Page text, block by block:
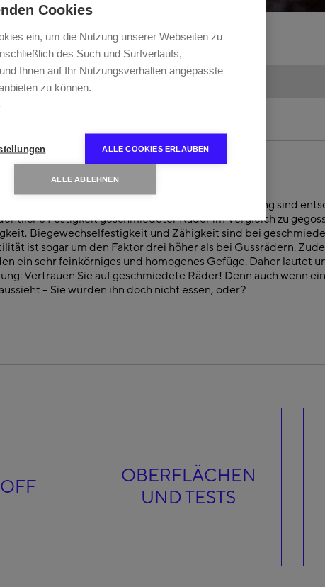
des Werkstoffs und die Wärmebehandlung sind
Festigkeit geschmiedeter Räder im Vergleich zu
Biegewechselfestigkeit und Zähigkeit sind bei
ist sogar um den Faktor drei höher als bei Gussrädern.
ein sehr feinkörniges und homogenes Gefüge. Daher lautet
Vertrauen Sie auf geschmiedete Räder! Denn auch wenn
– Sie würden ihn doch nicht essen, oder?
OBERFLÄCHEN
UND TESTS
Cookies
ein, um die Nutzung unserer Webseiten zu
des Such und Surfverlaufs,
Ihnen auf Ihr Nutzungsverhalten angepasste
zu können.
ALLE COOKIES ERLAUBEN
ALLE ABLEHNEN